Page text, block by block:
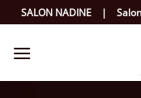
Přeskočit
na
obsah
SALON NADINE | Salon